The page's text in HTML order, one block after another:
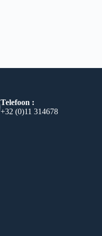
Telefoon :
+32 (0)11 314678